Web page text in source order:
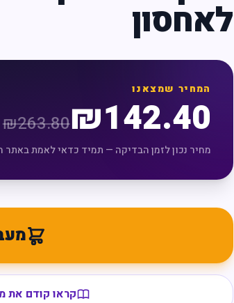
לאחסון
המחיר שמצאנו
₪142.40
₪263.80
מחיר נכון לזמן הבדיקה — תמיד כדאי לאמת באתר
קראו קודם את